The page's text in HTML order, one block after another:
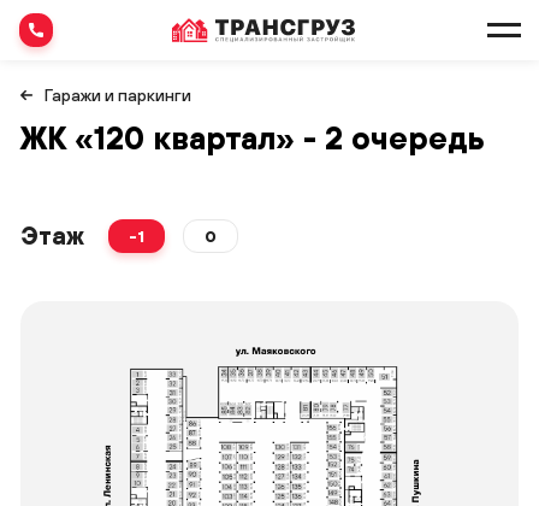
Гаражи и паркинги
ЖК «120 квартал» - 2 очередь
Этаж -1 0